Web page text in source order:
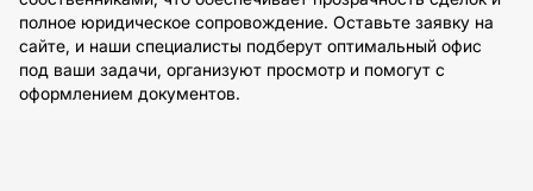
полное юридическое сопровождение. Оставьте заявку на
сайте, и наши специалисты подберут оптимальный офис
под ваши задачи, организуют просмотр и помогут с
оформлением документов.